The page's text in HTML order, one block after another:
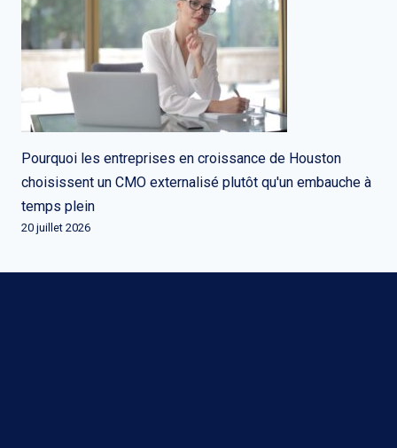
Pourquoi les entreprises en croissance de Houston
choisissent un CMO externalisé plutôt qu'un embauche à
temps plein
20 juillet 2026